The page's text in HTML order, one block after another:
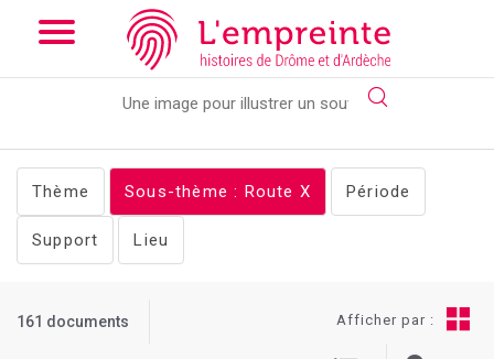
Array ( [slug] => documents [stheme] => Route [pg] => 2 )
the new slick-theme.css if you want the default styling
Thème Sous-thème : Route X Période
Support Lieu
161 documents Afficher par :